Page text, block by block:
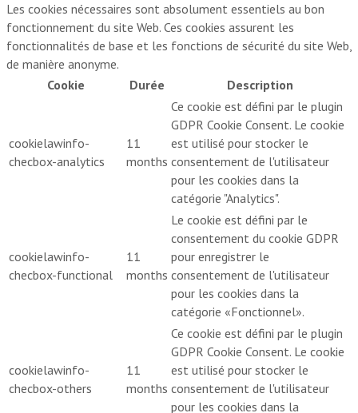
Les cookies nécessaires sont absolument essentiels au bon
fonctionnement du site Web. Ces cookies assurent les
fonctionnalités de base et les fonctions de sécurité du site Web,
de manière anonyme.
Cookie
Durée Description
cookielawinfo-
checbox-analytics
11
months
Ce cookie est défini par le plugin
GDPR Cookie Consent. Le cookie
est utilisé pour stocker le
consentement de l'utilisateur
pour les cookies dans la
catégorie "Analytics".
cookielawinfo-
checbox-functional
11
months
Le cookie est défini par le
consentement du cookie GDPR
pour enregistrer le
consentement de l'utilisateur
pour les cookies dans la
catégorie «Fonctionnel».
cookielawinfo-
checbox-others
11
months
Ce cookie est défini par le plugin
GDPR Cookie Consent. Le cookie
est utilisé pour stocker le
consentement de l'utilisateur
pour les cookies dans la